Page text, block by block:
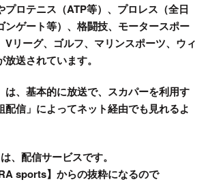
プロテニス（ATP等）、プロレス（全日
ンゲート等）、格闘技、モータースポー
Vリーグ、ゴルフ、マリンスポーツ、ウィ
送されています。
は、基本的に放送で、スカパーを利用す
配信」によってネット経由でも見れるよ
、配信サービスです。
sports】からの抜粋になるので